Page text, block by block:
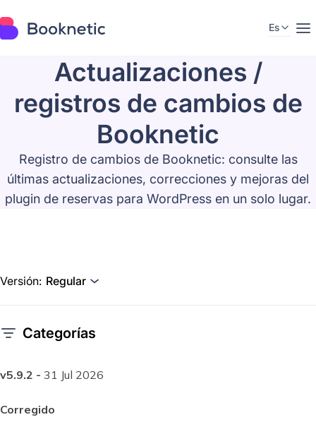
Es
Actualizaciones /
registros de cambios de
Booknetic
Registro de cambios de Booknetic: consulte las
últimas actualizaciones, correcciones y mejoras del
plugin de reservas para WordPress en un solo lugar.
Versión: Regular
Categorías
v5.9.2 - 31 Jul 2026
Corregido